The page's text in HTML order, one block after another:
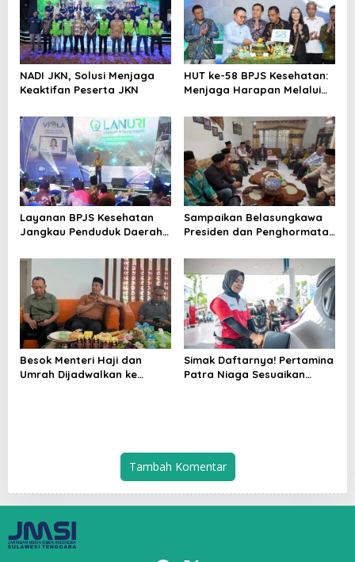
NADI JKN, Solusi Menjaga
Keaktifan Peserta JKN
HUT ke-58 BPJS Kesehatan:
Menjaga Harapan Melalui
Bersama
Layanan BPJS Kesehatan
Jangkau Penduduk Daerah
Sampaikan Belasungkawa
Presiden dan Penghormatan
Irfan Yusuf Kunjungi
Keluarga Dokter Haji Asal
Baubau yang Wafat di
Mekah
Besok Menteri Haji dan
Umrah Dijadwalkan ke
Simak Daftarnya! Pertamina
Patra Niaga Sesuaikan
Tambah Komentar